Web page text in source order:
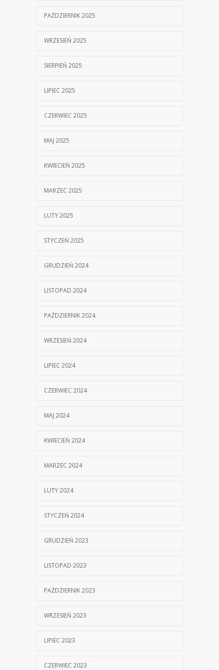
PAŹDZIERNIK 2025
WRZESIEŃ 2025
SIERPIEŃ 2025
LIPIEC 2025
CZERWIEC 2025
MAJ 2025
KWIECIEŃ 2025
MARZEC 2025
LUTY 2025
STYCZEŃ 2025
GRUDZIEŃ 2024
LISTOPAD 2024
PAŹDZIERNIK 2024
WRZESIEŃ 2024
LIPIEC 2024
CZERWIEC 2024
MAJ 2024
KWIECIEŃ 2024
MARZEC 2024
LUTY 2024
STYCZEŃ 2024
GRUDZIEŃ 2023
LISTOPAD 2023
PAŹDZIERNIK 2023
WRZESIEŃ 2023
LIPIEC 2023
CZERWIEC 2023